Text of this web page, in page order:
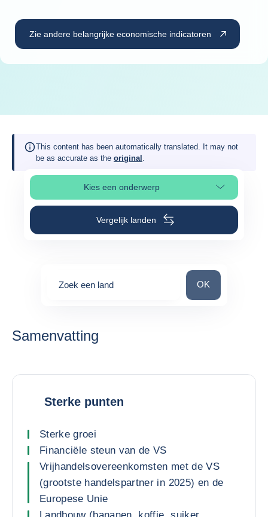
Zie andere belangrijke economische indicatoren
This content has been automatically translated. It may not
be as accurate as the original .
Kies een onderwerp
Selecteer paginasectie
Vergelijk landen
Zoek een land Zoek een land
OK
Samenvatting
Sterke punten
Sterke groei
Financiële steun van de VS
Vrijhandelsovereenkomsten met de VS
(grootste handelspartner in 2025) en de
Europese Unie